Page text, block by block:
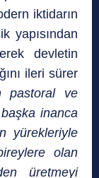
iktidarın
yapısından
devletin
ileri sürer
pastoral ve
inanca
yürekleriyle
olan
üretmeyi